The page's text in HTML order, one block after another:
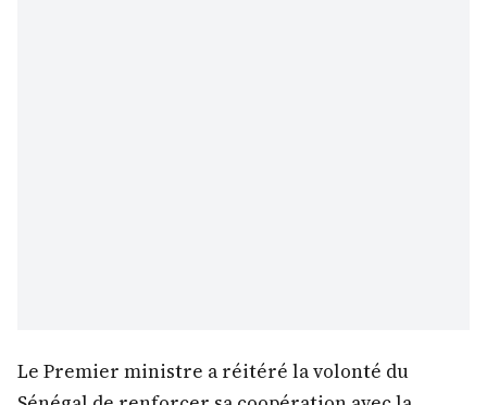
Le Premier ministre a réitéré la volonté du